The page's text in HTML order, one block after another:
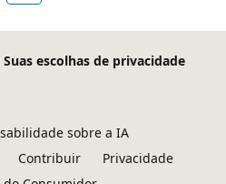
Suas escolhas de privacidade
sobre a IA
Contribuir
Privacidade